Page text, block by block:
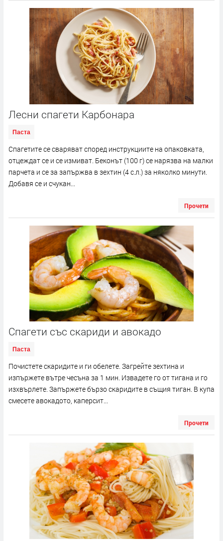
Лесни спагети Карбонара
Паста
Спагетите се сваряват според инструкциите на опаковката,
отцеждат се и се измиват. Беконът (100 г) се нарязва на малки
парчета и се за запържва в зехтин (4 с.л.) за няколко минути.
Добавя се и счукан...
Прочети
Спагети със скариди и авокадо
Паста
Почистете скаридите и ги обелете. Загрейте зехтина и
изпържете вътре чесъна за 1 мин. Извадете го от тигана и го
изхвърлете. Запържете бързо скаридите в същия тиган. В купа
смесете авокадото, каперсит...
Прочети